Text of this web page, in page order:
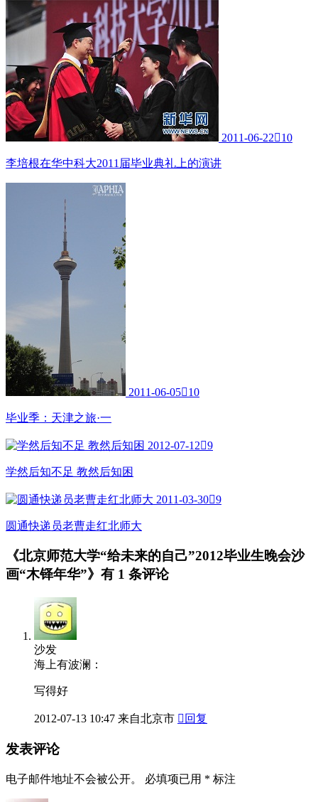
2011-06-2210
李培根在华中科大2011届毕业典礼上的演讲
2011-06-0510
毕业季：天津之旅·一
2012-07-129
学然后知不足 教然后知困
2011-03-309
圆通快递员老曹走红北师大
《北京师范大学“给未来的自己”2012毕业生晚会沙
画“木铎年华”》有 1 条评论
沙发
海上有波澜：
写得好
2012-07-13 10:47 来自北京市  回复
发表评论
电子邮件地址不会被公开。 必填项已用 * 标注